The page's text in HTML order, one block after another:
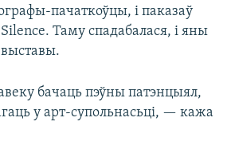
пачаткоўцы, і паказаў
Таму спадабалася, і яны
выставы.
бачаць пэўны патэнцыял,
у арт-супольнасьці, — кажа